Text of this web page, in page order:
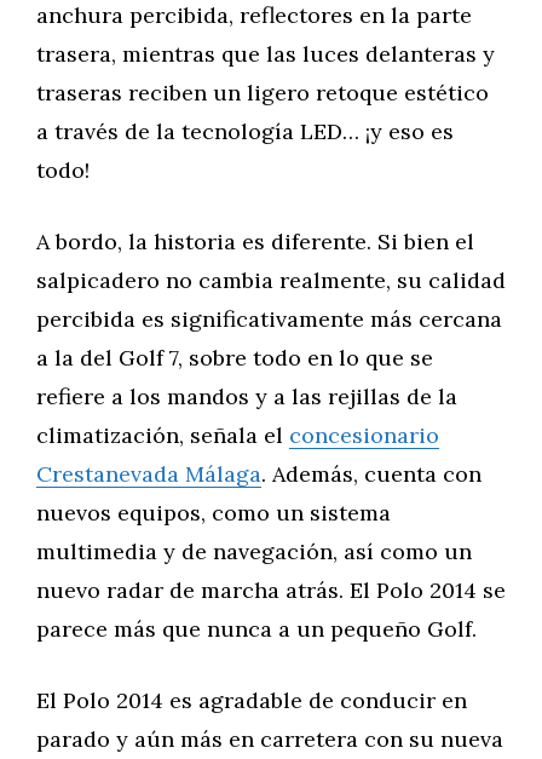
anchura percibida, reflectores en la parte
trasera, mientras que las luces delanteras y
traseras reciben un ligero retoque estético
a través de la tecnología LED… ¡y eso es
todo!
A bordo, la historia es diferente. Si bien el
salpicadero no cambia realmente, su calidad
percibida es significativamente más cercana
a la del Golf 7, sobre todo en lo que se
refiere a los mandos y a las rejillas de la
climatización, señala el concesionario
Crestanevada Málaga. Además, cuenta con
nuevos equipos, como un sistema
multimedia y de navegación, así como un
nuevo radar de marcha atrás. El Polo 2014 se
parece más que nunca a un pequeño Golf.
El Polo 2014 es agradable de conducir en
parado y aún más en carretera con su nueva